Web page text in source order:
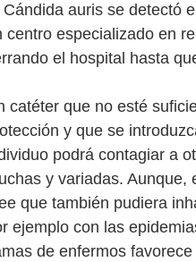
Cándida auris se detectó
centro especializado en
el hospital hasta
catéter que no esté
y que se
podrá contagiar a
y variadas. Aunque,
que también pudiera
ejemplo con las
de enfermos